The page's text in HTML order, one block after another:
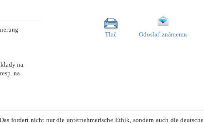
na
na
Tlač Odoslať známemu
fordert nicht nur die unternehmerische Ethik, sondern auch die